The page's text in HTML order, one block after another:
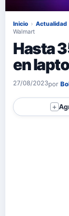
Inicio › Actualidad
Walmart
Hasta
en
27/08/2023por
＋